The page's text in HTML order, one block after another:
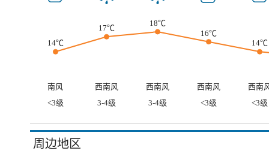
14℃
17℃
18℃
16℃
14℃
南风 西南风 西南风 西南风
西南
<3级
3-4级 3-4级 <3级 <3级
周边地区